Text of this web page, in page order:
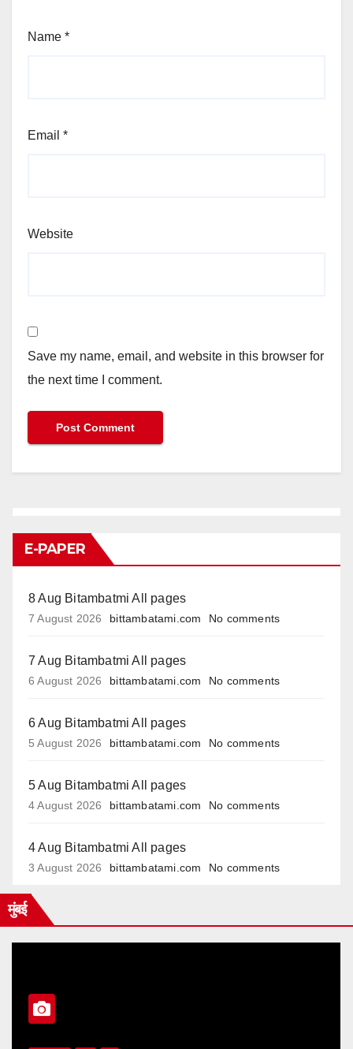
Name *
Email *
Website
Save my name, email, and website in this browser for
the next time I comment.
E-PAPER
8 Aug Bitambatmi All pages
7 August 2026 bittambatami.com No comments
7 Aug Bitambatmi All pages
6 August 2026 bittambatami.com No comments
6 Aug Bitambatmi All pages
5 August 2026 bittambatami.com No comments
5 Aug Bitambatmi All pages
4 August 2026 bittambatami.com No comments
4 Aug Bitambatmi All pages
3 August 2026 bittambatami.com No comments
मुंबई